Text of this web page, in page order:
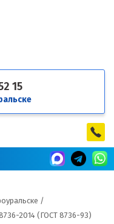
15
/
2014 (ГОСТ 8736-93)